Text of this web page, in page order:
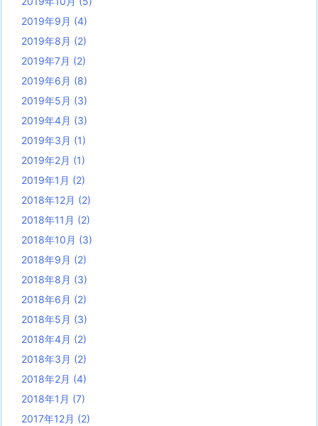
2019年9月 (4)
2019年8月 (2)
2019年7月 (2)
2019年6月 (8)
2019年5月 (3)
2019年4月 (3)
2019年3月 (1)
2019年2月 (1)
2019年1月 (2)
2018年12月 (2)
2018年11月 (2)
2018年10月 (3)
2018年9月 (2)
2018年8月 (3)
2018年6月 (2)
2018年5月 (3)
2018年4月 (2)
2018年3月 (2)
2018年2月 (4)
2018年1月 (7)
2017年12月 (2)